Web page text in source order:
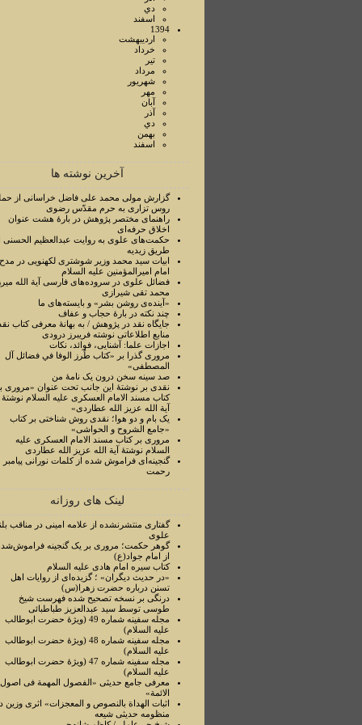
دي
اسفند
1394
ارديبهشت
خرداد
تير
مرداد
شهريور
مهر
آبان
آذر
دي
بهمن
اسفند
آخرین نوشته ها
گزارش مولی محمد علی فاضل خراسانی از
روس تزاری به حرم مقدّس رضوی
راهنمای مختصر پژوهش در بارۀ هشت عنوان
اخلاق حرفه‌ای
حکمت‌های علوی به روایت عبدالعظیم الحسنی
طریق زیدیه
ابیات سید محمد وزیر شوشتری لکهنویی در مدح
امام امیرالمؤمنین علیه السلام
فضائل علوی در سروده‌های فارسی آیة الله
محمد تقی شیرازی
«آینده‌ی روشن بشر» و بایسته‌های ما
چند نکته در بارۀ حجاب و عفاف
جایگاه نقد در پژوهش / به بهانۀ معرفی کتاب نقد
منابع اطلاعاتی نوشته فریبرز درودی
اجازات علما: آشنایی، فوائد، نکات
مروری گذرا بر «کتاب طُرز الوفا في فضائل آل
المصطفی»
صد سینه سخن درون یک نامۀ من
نقدی بر نوشتۀ این جانب تحت عنوان «مروری
کتاب مسند الامام العسکری علیه السلام نوشتۀ
آیة الله عزیز الله عطاردی»
یک بام و دو هوا؛ نقدی روش شناختی بر کتاب
«جامع الشروح و الحواشی»
مروری بر کتاب مسند الامام العسکری علیه
السلام نوشتۀ آیة الله عزیز الله عطاردی
گنجینه‌ای فراموش شده از کلمات نورانی پیامبر
رحمت
لینک های روزانه
گفتاری منتشرنشده از علامه امینی در مناقب
علوی
گوهر حکمت؛ مروری بر یک گنجینه
از امام جواد(ع)
کتاب سیره امام هادی علیه السلام
«در حدیث دیگران» ؛ گزیده‌ای از روایات اهل
تسنن درباره حضرت زهرا(س)
درنگی بر نسخه تصحیح شده فهرست شیخ
طوسی توسط سید عبدالعزیز طباطبائی
مجله سفینه شماره 49 (ویژۀ حضرت ابوطالب
علیه السلام)
مجله سفینه شماره 48 (ویژۀ حضرت ابوطالب
علیه السلام)
مجله سفینه شماره 47 (ویژۀ حضرت ابوطالب
علیه السلام)
معرفی جامع حدیثی «الفصول المهمة فی اصول
الائمة»
اثبات الهداة بالنصوص و المعجزات» اثری وزین
منظومه حدیثی شیعه